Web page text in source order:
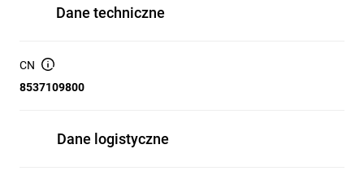
Dane techniczne
CN
8537109800
Dane logistyczne